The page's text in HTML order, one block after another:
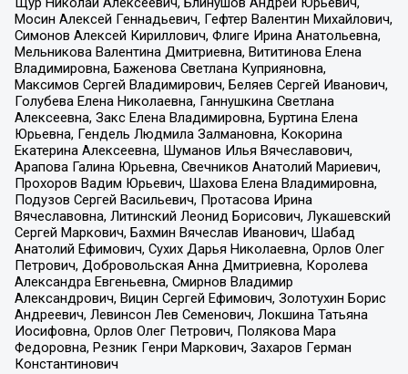
Мосин Алексей Геннадьевич, Гефтер Валентин Михайлович,
Симонов Алексей Кириллович, Флиге Ирина Анатольевна,
Мельникова Валентина Дмитриевна, Вититинова Елена
Владимировна, Баженова Светлана Куприяновна,
Максимов Сергей Владимирович, Беляев Сергей Иванович,
Голубева Елена Николаевна, Ганнушкина Светлана
Алексеевна, Закс Елена Владимировна, Буртина Елена
Юрьевна, Гендель Людмила Залмановна, Кокорина
Екатерина Алексеевна, Шуманов Илья Вячеславович,
Арапова Галина Юрьевна, Свечников Анатолий Мариевич,
Прохоров Вадим Юрьевич, Шахова Елена Владимировна,
Подузов Сергей Васильевич, Протасова Ирина
Вячеславовна, Литинский Леонид Борисович, Лукашевский
Сергей Маркович, Бахмин Вячеслав Иванович, Шабад
Анатолий Ефимович, Сухих Дарья Николаевна, Орлов Олег
Петрович, Добровольская Анна Дмитриевна, Королева
Александра Евгеньевна, Смирнов Владимир
Александрович, Вицин Сергей Ефимович, Золотухин Борис
Андреевич, Левинсон Лев Семенович, Локшина Татьяна
Иосифовна, Орлов Олег Петрович, Полякова Мара
Федоровна, Резник Генри Маркович, Захаров Герман
Константинович